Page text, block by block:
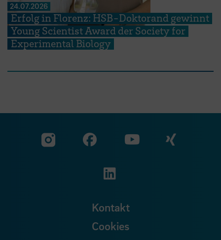
24.07.2026
Erfolg in Florenz: HSB-Doktorand gewinnt
Young Scientist Award der Society for
Experimental Biology
Zu unserer Facebook
Zu
Zu unserer
Kontakt
Cookies